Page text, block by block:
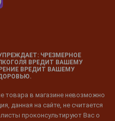
ЧРЕЗМЕРНОЕ
ВРЕДИТ ВАШЕМУ
ВРЕДИТ ВАШЕМУ
товара в магазине невозможно
данная на сайте, не считается
проконсультируют Вас о